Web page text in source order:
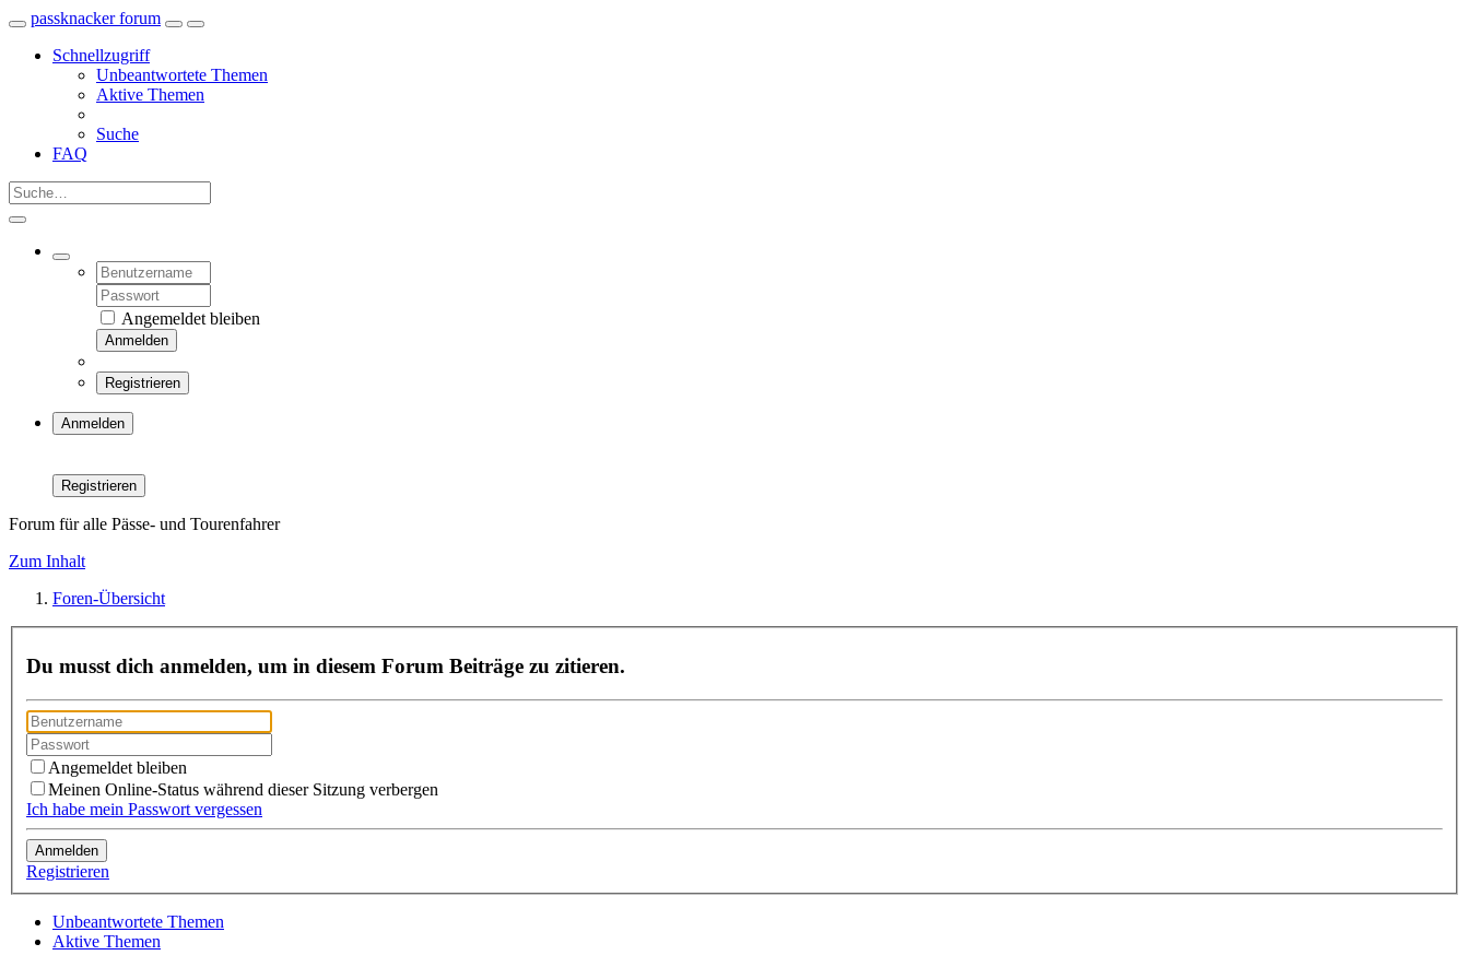
passknacker forum
Schnellzugriff
Unbeantwortete Themen
Aktive Themen
Suche
FAQ
Angemeldet bleiben
Anmelden
Registrieren
Anmelden
Registrieren
Forum für alle Pässe- und Tourenfahrer
Zum Inhalt
Foren-Übersicht
Du musst dich anmelden, um in diesem Forum Beiträge zu zitieren.
Angemeldet bleiben
Meinen Online-Status während dieser Sitzung verbergen
Ich habe mein Passwort vergessen
Registrieren
Unbeantwortete Themen
Aktive Themen